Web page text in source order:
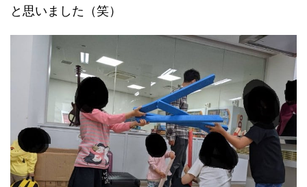
と思いました（笑）